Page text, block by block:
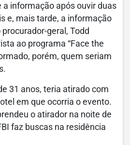
a informação após ouvir duas
e, mais tarde, a informação
geral, Todd
ao programa “Face the
porém, quem seriam
31 anos, teria atirado com
em que ocorria o evento.
o atirador na noite de
faz buscas na residência